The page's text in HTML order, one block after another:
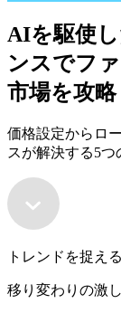
AIを駆使
ンスでフ
市場を攻略
価格設定からロ
スが解決する5つ
トレンドを捉える
移り変わりの激